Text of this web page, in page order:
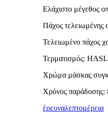
Ελάχιστο μέγεθος
Πάχος τελειωμένης
Τελειωμένο πάχος
Τερματισμός:
Χρώμα μάσκας
Χρόνος παράδοσης:
έρευναλεπτομέρεια